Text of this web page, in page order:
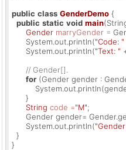
public class GenderDemo {
public static void main
Gender marryGender =
      System.out.println(
"Code: "
      System.out.println(
"Text: "
// Gender[].
for (Gender gender :
      }
String code ="M";
Gender gender=
      System.out.println(
  }
}